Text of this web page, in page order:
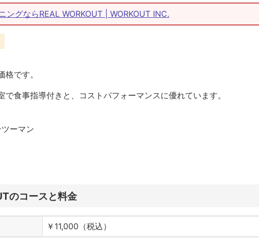
ングならREAL WORKOUT | WORKOUT INC.
です。
で食事指導付きと、コストパフォーマンスに優れています。
ーマン
のコースと料金
￥11,000（税込）